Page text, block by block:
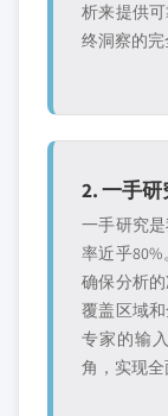
析来提供
终洞察的完
2. 一手研
一手研究
率近乎
确保分析
覆盖区域
专家的输
角，实现全